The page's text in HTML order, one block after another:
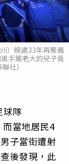
）睽違33年再奪義
手黨老大的兒子竟
社）
球隊
而當地居民4
子當街遭射
後發現，此